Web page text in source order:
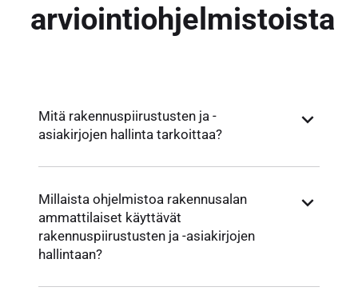
arviointiohjelmistoista
Mitä rakennuspiirustusten ja -
asiakirjojen hallinta tarkoittaa?
Millaista ohjelmistoa rakennusalan
ammattilaiset käyttävät
rakennuspiirustusten ja -asiakirjojen
hallintaan?